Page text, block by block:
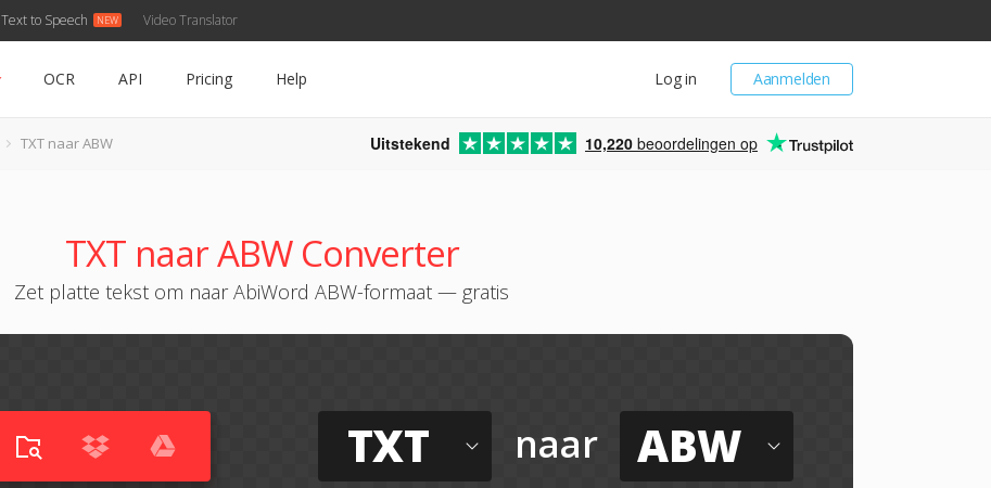
Text to Speech Video Translator
Aanmelden
Log in
OCR API Pricing Help
TXT naar ABW Uitstekend 10,220 beoordelingen op
TXT naar ABW Converter
Zet platte tekst om naar AbiWord ABW-formaat — gratis
TXT naar ABW